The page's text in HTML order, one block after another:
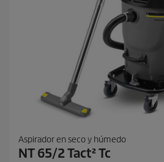
Aspirador en seco y húmedo
NT 65/2 Tact² Tc